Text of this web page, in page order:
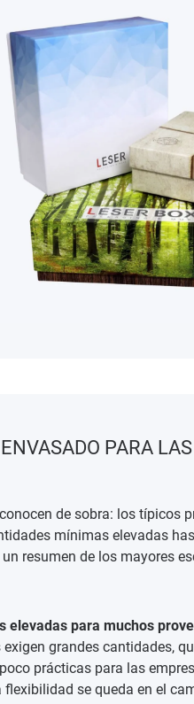
PARA
de sobra: los típicos
mínimas elevadas
resumen de los mayores
elevadas para muchos
grandes cantidades,
prácticas para las
se queda en el